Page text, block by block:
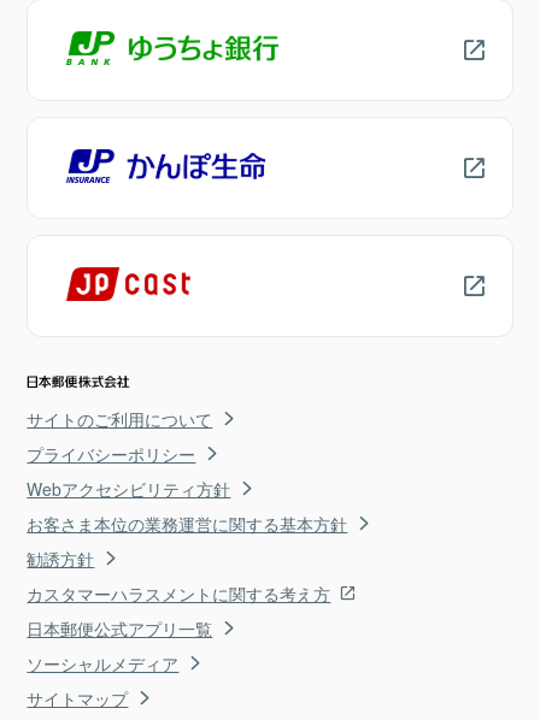
サイトのご利用について
プライバシーポリシー
Webアクセシビリティ方針
お客さま本位の業務運営に関する基本方針
勧誘方針
カスタマーハラスメントに関する考え方
日本郵便公式アプリ一覧
ソーシャルメディア
サイトマップ